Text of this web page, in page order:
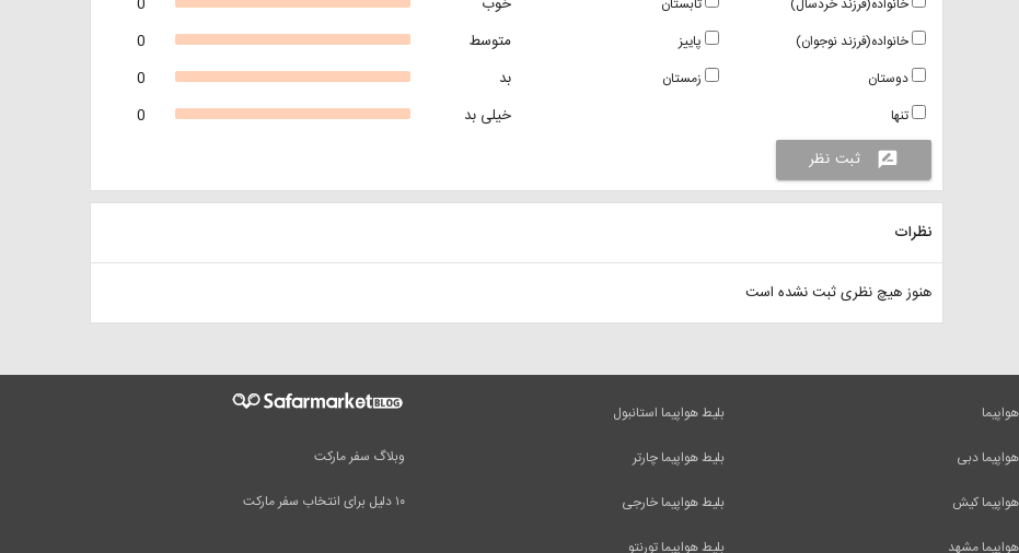
0
متوسط
0
بد
0
خیلی بد
پاییز
زمستان
خانواده(فرزند نوجوان)
دوستان
تنها
rate_review
ثبت نظر
نظرات
هنوز هیچ نظری ثبت نشده است
وبلاگ سفر مارکت
۱۰ دلیل برای انتخاب سفر مارکت
بلیط هواپیما استانبول
بلیط هواپیما چارتر
بلیط هواپیما خارجی
بلیط هواپیما تورنتو
دبی
کیش
مشهد